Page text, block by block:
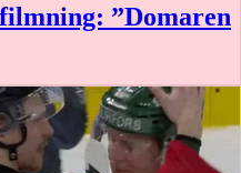
”Domaren